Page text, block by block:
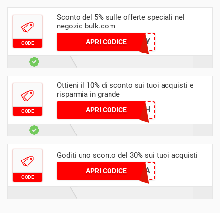
CODE
Sconto del 5% sulle offerte speciali nel
negozio bulk.com
APRI CODICEBD4L7XY
CODE
Ottieni il 10% di sconto sui tuoi acquisti e
risparmia in grande
APRI CODICEFATIMAH
CODE
Goditi uno sconto del 30% sui tuoi acquisti
APRI CODICEMARTHA